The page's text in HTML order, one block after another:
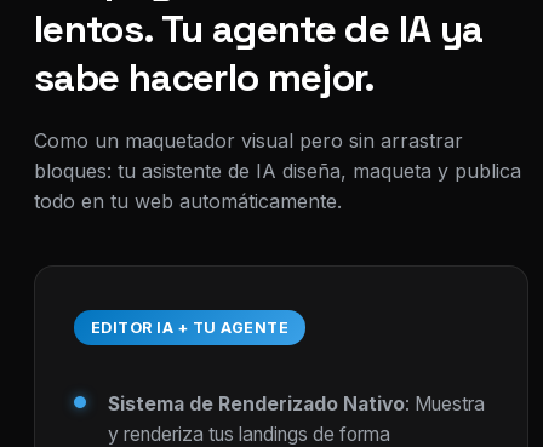
lentos. Tu agente de IA ya
sabe hacerlo mejor.
Como un maquetador visual pero sin arrastrar
bloques: tu asistente de IA diseña, maqueta y publica
todo en tu web automáticamente.
EDITOR IA + TU AGENTE
Sistema de Renderizado Nativo: Muestra
y renderiza tus landings de forma